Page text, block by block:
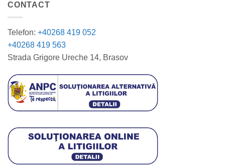
CONTACT
Telefon: +40268 419 052
+40268 419 563
Strada Grigore Ureche 14, Brasov